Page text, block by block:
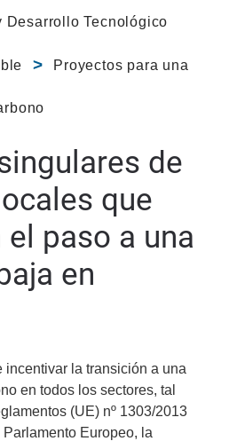
Desarrollo Tecnológico
Proyectos para una
de
que
paso a una
en
incentivar la transición a una
en todos los sectores, tal
(UE) nº 1303/2013
Europeo, la